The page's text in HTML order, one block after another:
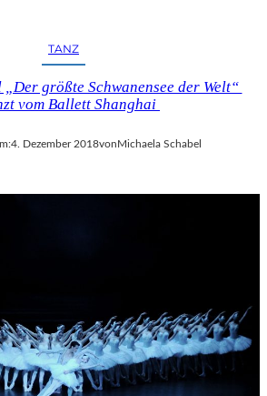
TANZ
größte Schwanensee der Welt“
vom Ballett Shanghai
4. Dezember 2018von Michaela Schabel